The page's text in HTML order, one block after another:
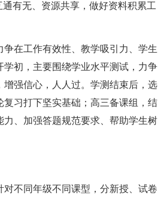
有无、资源共享，做好资料积累工
在工作有效性、教学吸引力、学生
初，主要围绕学业水平测试，力争
强信心，人人过。学测结束后，选
习打下坚实基础；高三备课组，结
、加强答题规范要求、帮助学生树
不同年级不同课型，分新授、试卷